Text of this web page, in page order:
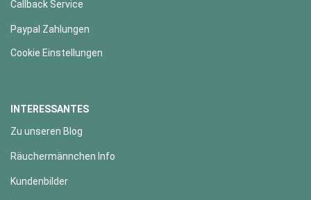
Callback Service
Paypal Zahlungen
Cookie Einstellungen
INTERESSANTES
Zu unseren Blog
Räuchermännchen Info
Kundenbilder